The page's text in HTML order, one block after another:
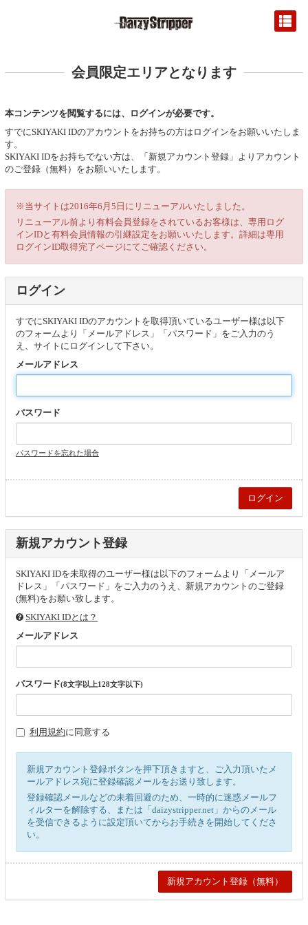
会員限定エリアとなります
本コンテンツを閲覧するには、ログインが必要です。
すでにSKIYAKI IDのアカウントをお持ちの方はログインをお願いいたしま
す。
SKIYAKI IDをお持ちでない方は、「新規アカウント登録」よりアカウント
のご登録（無料）をお願いいたします。
※当サイトは2016年6月5日にリニューアルいたしました。
リニューアル前より有料会員登録をされているお客様は、専用ログ
インIDと有料会員情報の引継設定をお願いいたします。詳細は専用
ログインID取得完了ページにてご確認ください。
ログイン
すでにSKIYAKI IDのアカウントを取得頂いているユーザー様は以下
のフォームより「メールアドレス」「パスワード」をご入力のう
え、サイトにログインして下さい。
メールアドレス
パスワード
パスワードを忘れた場合
新規アカウント登録
SKIYAKI IDを未取得のユーザー様は以下のフォームより「メールア
ドレス」「パスワード」をご入力のうえ、新規アカウントのご登録
(無料)をお願い致します。
SKIYAKI IDとは？
メールアドレス
パスワード(8文字以上128文字以下)
利用規約に同意する
新規アカウント登録ボタンを押下頂きますと、ご入力頂いたメ
ールアドレス宛に登録確認メールをお送り致します。
登録確認メールなどの未着回避のため、一時的に迷惑メールフ
ィルターを解除する、または「daizystripper.net」からのメール
を受信できるように設定頂いてからお手続きを開始してくださ
い。